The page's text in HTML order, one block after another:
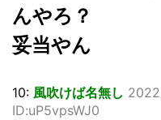
んやろ？
妥当やん
10: 風吹けば名無し
ID:uP5vpsWJ0